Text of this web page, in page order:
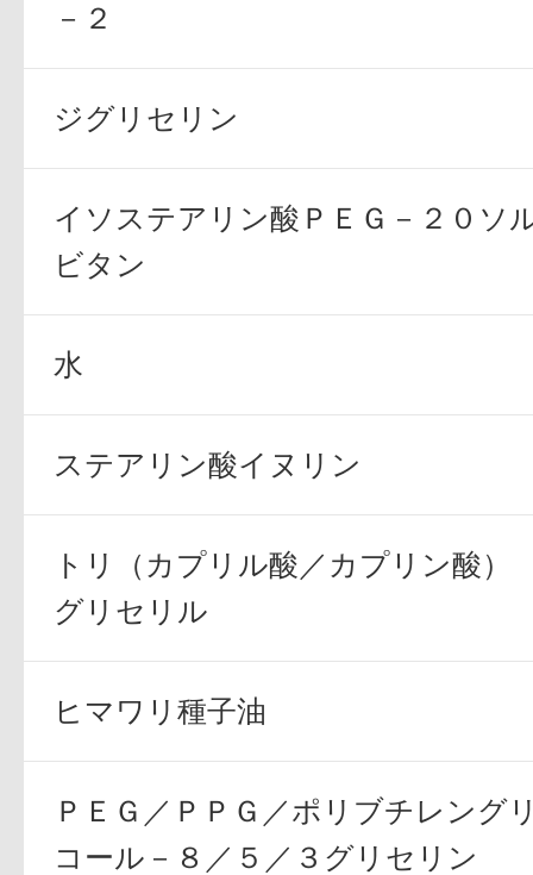
－２
ジグリセリン
イソステアリン酸ＰＥＧ－２０ソ
ビタン
水
ステアリン酸イヌリン
トリ（カプリル酸／カプリン酸）
グリセリル
ヒマワリ種子油
ＰＥＧ／ＰＰＧ／ポリブチレング
コール－８／５／３グリセリン